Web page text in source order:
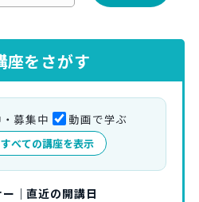
座をさがす
募集中
動画で学ぶ
すべての講座を表示
｜直近の開講日